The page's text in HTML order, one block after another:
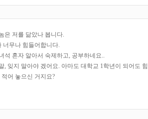
은 저를 닮았나 봅니다.
너무나 힘들어합니다.
석 혼자 알아서 숙제하고, 공부하네요..
, 잊지 말아야 겠어요. 아마도 대학교 1학년이 되어도
어 놓으신 거지요?